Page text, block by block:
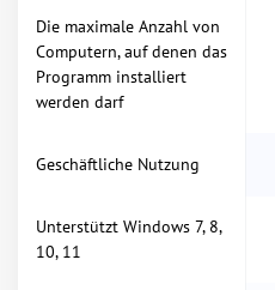
Die maximale Anzahl von
Computern, auf denen das
Programm installiert
werden darf
Geschäftliche Nutzung
Unterstützt Windows 7, 8,
10, 11